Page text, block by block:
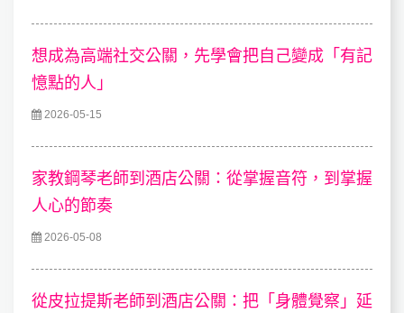
想成為高端社交公關，先學會把自己變成「有記
憶點的人」
2026-05-15
家教鋼琴老師到酒店公關：從掌握音符，到掌握
人心的節奏
2026-05-08
從皮拉提斯老師到酒店公關：把「身體覺察」延